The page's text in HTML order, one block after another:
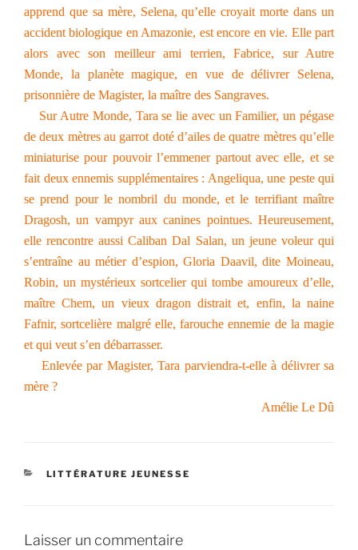
apprend que sa mère, Selena, qu’elle croyait morte dans un
accident biologique en Amazonie, est encore en vie. Elle part
alors avec son meilleur ami terrien, Fabrice, sur Autre
Monde, la planète magique, en vue de délivrer Selena,
prisonnière de Magister, la maître des Sangraves.
Sur Autre Monde, Tara se lie avec un Familier, un pégase
de deux mètres au garrot doté d’ailes de quatre mètres qu’elle
miniaturise pour pouvoir l’emmener partout avec elle, et se
fait deux ennemis supplémentaires : Angeliqua, une peste qui
se prend pour le nombril du monde, et le terrifiant maître
Dragosh, un vampyr aux canines pointues. Heureusement,
elle rencontre aussi Caliban Dal Salan, un jeune voleur qui
s’entraîne au métier d’espion, Gloria Daavil, dite Moineau,
Robin, un mystérieux sortcelier qui tombe amoureux d’elle,
maître Chem, un vieux dragon distrait et, enfin, la naine
Fafnir, sortcelière malgré elle, farouche ennemie de la magie
et qui veut s’en débarrasser.
Enlevée par Magister, Tara parviendra-t-elle à délivrer sa
mère ?
Amélie Le Dû
CATÉGORIES
LITTÉRATURE JEUNESSE
Laisser un commentaire